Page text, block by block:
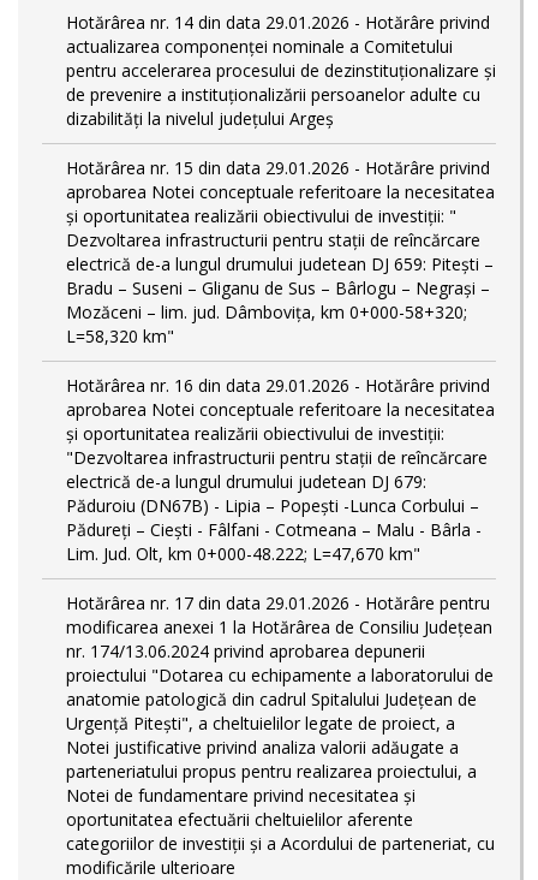
Hotărârea nr. 14 din data 29.01.2026 - Hotărâre privind
actualizarea componenței nominale a Comitetului
pentru accelerarea procesului de dezinstituționalizare şi
de prevenire a instituționalizării persoanelor adulte cu
dizabilități la nivelul județului Argeș
Hotărârea nr. 15 din data 29.01.2026 - Hotărâre privind
aprobarea Notei conceptuale referitoare la necesitatea
și oportunitatea realizării obiectivului de investiții: "
Dezvoltarea infrastructurii pentru stații de reîncărcare
electrică de-a lungul drumului judetean DJ 659: Pitești –
Bradu – Suseni – Gliganu de Sus – Bârlogu – Negrași –
Mozăceni – lim. jud. Dâmbovița, km 0+000-58+320;
L=58,320 km"
Hotărârea nr. 16 din data 29.01.2026 - Hotărâre privind
aprobarea Notei conceptuale referitoare la necesitatea
și oportunitatea realizării obiectivului de investiții:
"Dezvoltarea infrastructurii pentru stații de reîncărcare
electrică de-a lungul drumului judetean DJ 679:
Păduroiu (DN67B) - Lipia – Popești -Lunca Corbului –
Pădureți – Ciești - Fâlfani - Cotmeana – Malu - Bârla -
Lim. Jud. Olt, km 0+000-48.222; L=47,670 km"
Hotărârea nr. 17 din data 29.01.2026 - Hotărâre pentru
modificarea anexei 1 la Hotărârea de Consiliu Județean
nr. 174/13.06.2024 privind aprobarea depunerii
proiectului "Dotarea cu echipamente a laboratorului de
anatomie patologică din cadrul Spitalului Județean de
Urgență Pitești", a cheltuielilor legate de proiect, a
Notei justificative privind analiza valorii adăugate a
parteneriatului propus pentru realizarea proiectului, a
Notei de fundamentare privind necesitatea şi
oportunitatea efectuării cheltuielilor aferente
categoriilor de investiții și a Acordului de parteneriat, cu
modificările ulterioare